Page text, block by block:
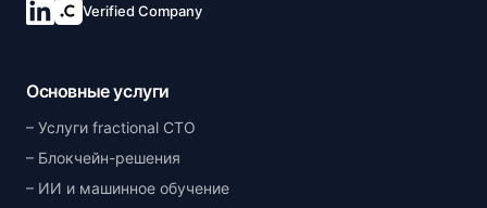
Verified Company
Основные услуги
Услуги fractional CTO
Блокчейн-решения
ИИ и машинное обучение